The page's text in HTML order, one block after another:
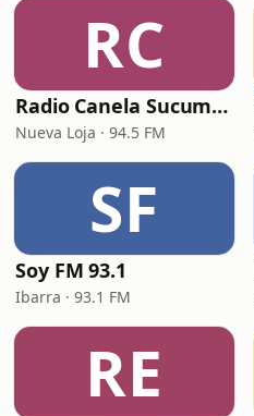
RC
Radio Canela Sucumbíos
Nueva Loja · 94.5 FM
SF
Soy FM 93.1
Ibarra · 93.1 FM
RE